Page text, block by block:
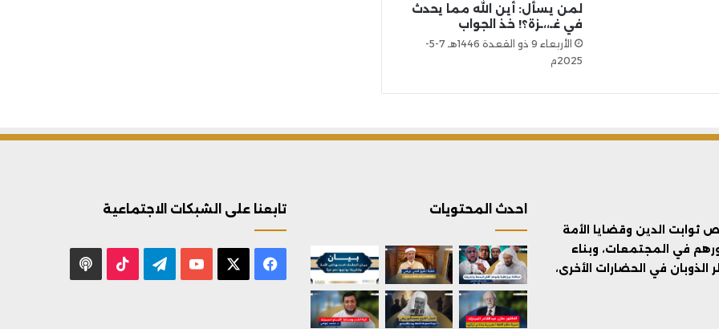
لمن يسأل: أين الله مما يحدث
في غـ،،ـزة؟! خذ الجواب
الأربعاء 9 ذو القعدة 1446هـ 7-5-
2025م
الدين وقضايا الأمة
في المجتمعات، وبناء
في الحضارات الأخرى،
احدث المحتويات تابعنا على الشبكات الاجتماعية
فيسبوك يوتيوب تيلقرام ‫TikTok